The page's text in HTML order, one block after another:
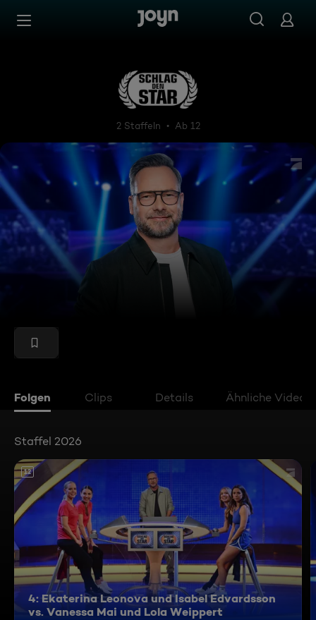
Zum Inhalt springen
Schlag den Star
2 Staffeln Ab 12
Folgen Clips Details Ähnliche Videos
Staffel 2026
12
4: Ekaterina Leonova und Isabel Edvardsson
vs. Vanessa Mai und Lola Weippert